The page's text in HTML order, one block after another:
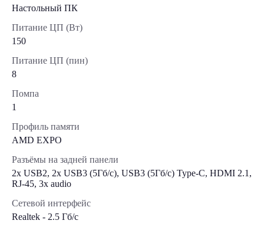
Настольный ПК
Питание ЦП (Вт)
150
Питание ЦП (пин)
8
Помпа
1
Профиль памяти
AMD EXPO
Разъёмы на задней панели
2x USB2, 2x USB3 (5Гб/с), USB3 (5Гб/с) Type-C, HDMI 2.1,
RJ-45, 3x audio
Сетевой интерфейс
Realtek - 2.5 Гб/с